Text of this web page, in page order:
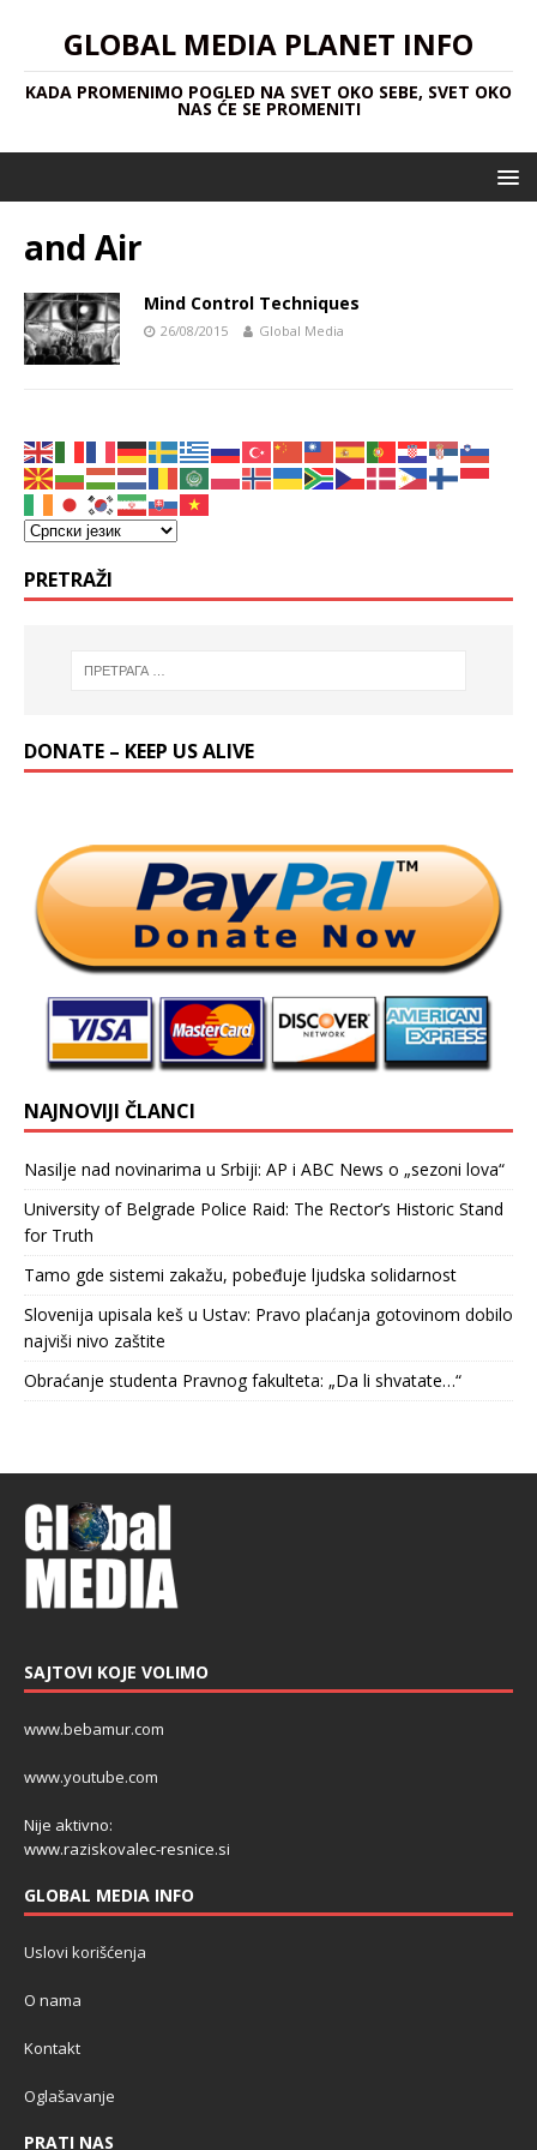
GLOBAL MEDIA PLANET INFO
KADA PROMENIMO POGLED NA SVET OKO SEBE, SVET OKO
NAS ĆE SE PROMENITI
and Air
Mind Control Techniques
26/08/2015 Global Media
PRETRAŽI
DONATE – KEEP US ALIVE
NAJNOVIJI ČLANCI
Nasilje nad novinarima u Srbiji: AP i ABC News o „sezoni lova“
University of Belgrade Police Raid: The Rector’s Historic Stand
for Truth
Tamo gde sistemi zakažu, pobeđuje ljudska solidarnost
Slovenija upisala keš u Ustav: Pravo plaćanja gotovinom dobilo
najviši nivo zaštite
Obraćanje studenta Pravnog fakulteta: „Da li shvatate…“
SAJTOVI KOJE VOLIMO
www.bebamur.com
www.youtube.com
Nije aktivno:
www.raziskovalec-resnice.si
GLOBAL MEDIA INFO
Uslovi korišćenja
O nama
Kontakt
Oglašavanje
PRATI NAS